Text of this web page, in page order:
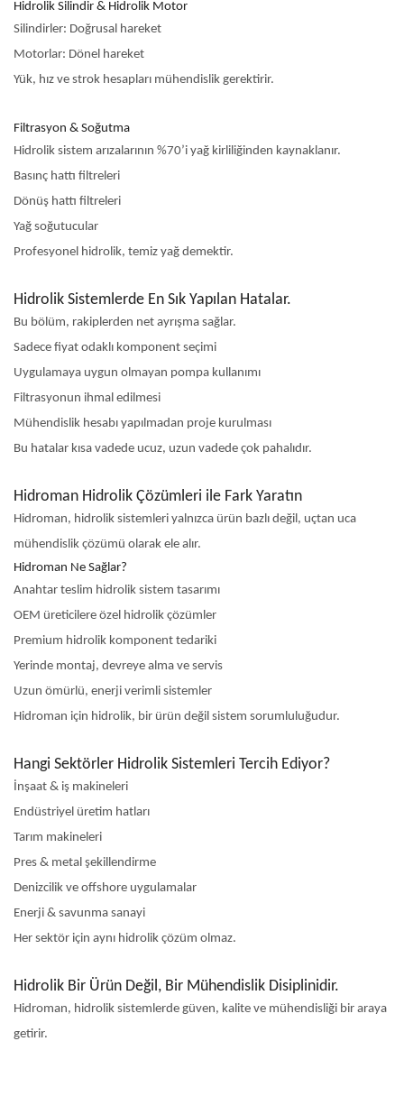
Hidrolik Silindir & Hidrolik Motor
Silindirler: Doğrusal hareket
Motorlar: Dönel hareket
Yük, hız ve strok hesapları mühendislik gerektirir.
Filtrasyon & Soğutma
Hidrolik sistem arızalarının %70’i yağ kirliliğinden kaynaklanır.
Basınç hattı filtreleri
Dönüş hattı filtreleri
Yağ soğutucular
Profesyonel hidrolik, temiz yağ demektir.
Hidrolik Sistemlerde En Sık Yapılan Hatalar.
Bu bölüm, rakiplerden net ayrışma sağlar.
Sadece fiyat odaklı komponent seçimi
Uygulamaya uygun olmayan pompa kullanımı
Filtrasyonun ihmal edilmesi
Mühendislik hesabı yapılmadan proje kurulması
Bu hatalar kısa vadede ucuz, uzun vadede çok pahalıdır.
Hidroman Hidrolik Çözümleri ile Fark Yaratın
Hidroman, hidrolik sistemleri yalnızca ürün bazlı değil, uçtan uca
mühendislik çözümü olarak ele alır.
Hidroman Ne Sağlar?
Anahtar teslim hidrolik sistem tasarımı
OEM üreticilere özel hidrolik çözümler
Premium hidrolik komponent tedariki
Yerinde montaj, devreye alma ve servis
Uzun ömürlü, enerji verimli sistemler
Hidroman için hidrolik, bir ürün değil sistem sorumluluğudur.
Hangi Sektörler Hidrolik Sistemleri Tercih Ediyor?
İnşaat & iş makineleri
Endüstriyel üretim hatları
Tarım makineleri
Pres & metal şekillendirme
Denizcilik ve offshore uygulamalar
Enerji & savunma sanayi
Her sektör için aynı hidrolik çözüm olmaz.
Hidrolik Bir Ürün Değil, Bir Mühendislik Disiplinidir.
Hidroman, hidrolik sistemlerde güven, kalite ve mühendisliği bir araya
getirir.